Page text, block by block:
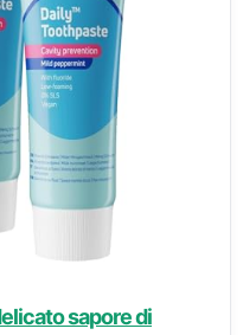
sapore di